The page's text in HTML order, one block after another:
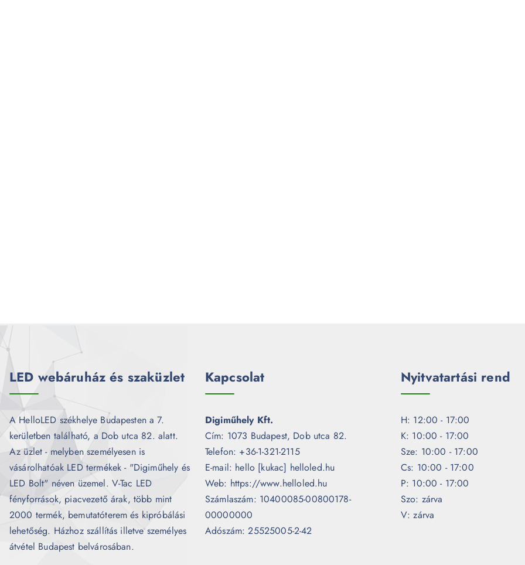
LED webáruház és szaküzlet
A HelloLED székhelye Budapesten a 7.
kerületben található, a Dob utca 82. alatt.
Az üzlet - melyben személyesen is
vásárolhatóak LED termékek - "Digiműhely és
LED Bolt" néven üzemel. V-Tac LED
fényforrások, piacvezető árak, több mint
2000 termék, bemutatóterem és kipróbálási
lehetőség. Házhoz szállítás illetve személyes
átvétel Budapest belvárosában.
Kapcsolat
Digiműhely Kft.
Cím: 1073 Budapest, Dob utca 82.
Telefon: +36-1-321-2115
E-mail: hello [kukac] helloled.hu
Web: https://www.helloled.hu
Számlaszám: 10400085-00800178-
00000000
Adószám: 25525005-2-42
Nyitvatartási rend
H: 12:00 - 17:00
K: 10:00 - 17:00
Sze: 10:00 - 17:00
Cs: 10:00 - 17:00
P: 10:00 - 17:00
Szo: zárva
V: zárva